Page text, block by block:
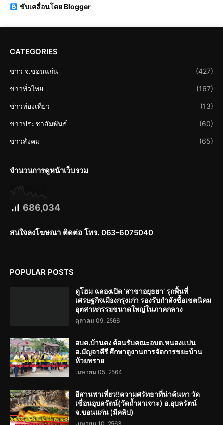
ขับเคลื่อนโดย Blogger
CATEGORIES
ข่าว จ.ขอนแก่น (427)
ข่าวทั่วไทย (167)
ข่าวท่องเที่ยว (13)
ข่าวประชาสัมพันธ์ (60)
ข่าวสังคม (65)
จำนวนการดูหน้าเว็บรวม
686,034
สนใจลงโฆษณา ติดต่อ โทร. 063-6075040
POPULAR POSTS
ดูโฮม ฉลองเปิด ‘สาขาอยุธยา’ รุกพื้นที่
เศรษฐกิจเมืองกรุงเก่า รองรับกำลังซื้อเขตนิคม
อุตสาหกรรมขนาดใหญ่ในภาคกลาง
ตุลาคม 09, 2566
อบต.บ้านดง ต้อนรับคณะอบต.หนองแปน
อ.มัญจาคีรี ศึกษาดูงานการจัดการขยะบ้าน
ห้วยทราย
เมษายน 05, 2564
อีสานพาเที่ยว!!ความศรัทธาที่น่าค้นหา วัด
เขื่อนอุบลรัตน์(วัดถ้ำผาเจาะ) อ.อุบลรัตน์
จ.ขอนแก่น (มีคลิป)
เมษายน 10, 2563